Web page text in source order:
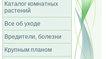
Каталог комнатных
растений
Все об уходе
Вредители, болезни
Крупным планом